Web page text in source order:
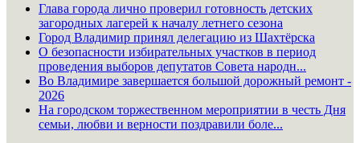
Глава города лично проверил готовность детских
загородных лагерей к началу летнего сезона
Город Владимир принял делегацию из Шахтёрска
О безопасности избирательных участков в период
проведения выборов депутатов Совета народн...
Во Владимире завершается большой дорожный ремонт -
2026
На городском торжественном мероприятии в честь Дня
семьи, любви и верности поздравили боле...